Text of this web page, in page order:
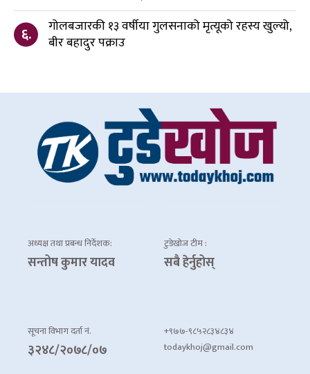
६.
गोलबजारकी १३ वर्षीया गुलसनाको मृत्यूको रहस्य खुल्यो,
बीर बहादुर पक्राउ
अध्यक्ष तथा प्रबन्ध निर्देशक:
सन्तोष कुमार यादव
टुडेखोज टीम :
सबै हेर्नुहोस्
सूचना विभाग दर्ता नं.
३२४८/२०७८/०७
+९७७-९८५२८३४८३४
todaykhoj@gmail.com